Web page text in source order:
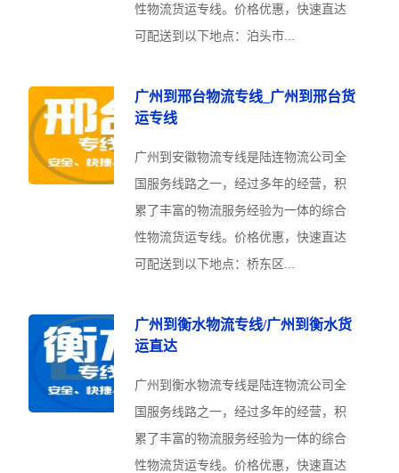
性物流货运专线。价格优惠，快速直达
可配送到以下地点：泊头市...
广州到邢台物流专线_广州到邢台货
运专线
广州到安徽物流专线是陆连物流公司全
国服务线路之一，经过多年的经营，积
累了丰富的物流服务经验为一体的综合
性物流货运专线。价格优惠，快速直达
可配送到以下地点：桥东区...
广州到衡水物流专线/广州到衡水货
运直达
广州到衡水物流专线是陆连物流公司全
国服务线路之一，经过多年的经营，积
累了丰富的物流服务经验为一体的综合
性物流货运专线。价格优惠，快速直达